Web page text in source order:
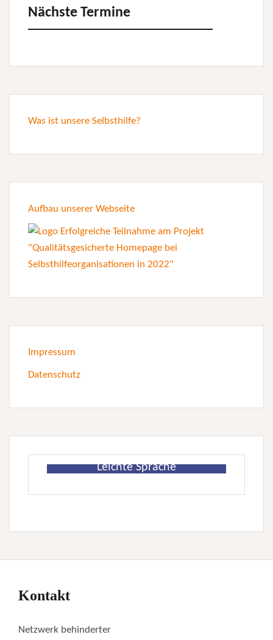
Nächste Termine
Was ist unsere Selbsthilfe?
Aufbau unserer Webseite
Impressum
Datenschutz
Leichte Sprache
Kontakt
Netzwerk behinderter